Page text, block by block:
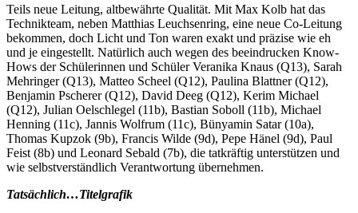
Teils neue Leitung, altbewährte Qualität. Mit Max Kolb hat das
Technikteam, neben Matthias Leuchsenring, eine neue Co-Leitung
bekommen, doch Licht und Ton waren exakt und präzise wie eh
und je eingestellt. Natürlich auch wegen des beeindrucken Know-
Hows der Schülerinnen und Schüler Veranika Knaus (Q13), Sarah
Mehringer (Q13), Matteo Scheel (Q12), Paulina Blattner (Q12),
Benjamin Pscherer (Q12), David Deeg (Q12), Kerim Michael
(Q12), Julian Oelschlegel (11b), Bastian Soboll (11b), Michael
Henning (11c), Jannis Wolfrum (11c), Bünyamin Satar (10a),
Thomas Kupzok (9b), Francis Wilde (9d), Pepe Hänel (9d), Paul
Feist (8b) und Leonard Sebald (7b), die tatkräftig unterstützen und
wie selbstverständlich Verantwortung übernehmen.
Tatsächlich…Titelgrafik